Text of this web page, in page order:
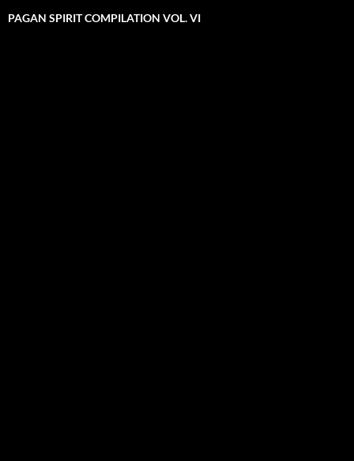
PAGAN SPIRIT COMPILATION VOL. VI